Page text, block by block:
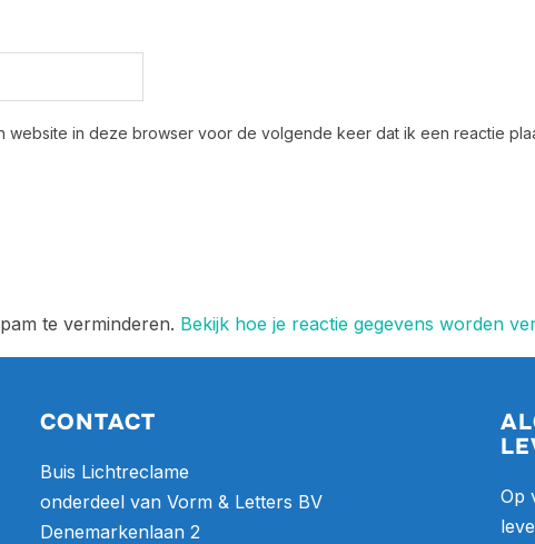
website in deze browser voor de volgende keer dat ik een reactie
te verminderen. Bekijk hoe je reactie gegevens worden
CONTACT
Buis Lichtreclame
onderdeel van Vorm & Letters BV
Denemarkenlaan 2
Op